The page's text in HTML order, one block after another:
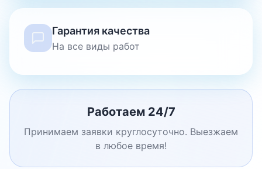
Гарантия качества
На все виды работ
Работаем 24/7
Принимаем заявки круглосуточно. Выезжаем
в любое время!